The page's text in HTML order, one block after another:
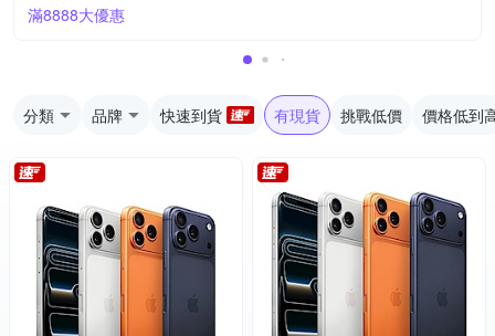
滿8888大優惠
分類 品牌 快速到貨 有現貨 挑戰低價 價格低到